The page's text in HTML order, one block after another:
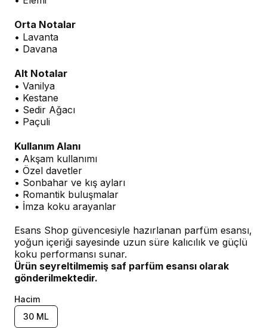
Orta Notalar
• Lavanta
• Davana
Alt Notalar
• Vanilya
• Kestane
• Sedir Ağacı
• Paçuli
Kullanım Alanı
• Akşam kullanımı
• Özel davetler
• Sonbahar ve kış ayları
• Romantik buluşmalar
• İmza koku arayanlar
Esans Shop güvencesiyle hazırlanan parfüm esansı,
yoğun içeriği sayesinde uzun süre kalıcılık ve güçlü
koku performansı sunar.
Ürün seyreltilmemiş saf parfüm esansı olarak
gönderilmektedir.
Hacim
30 ML